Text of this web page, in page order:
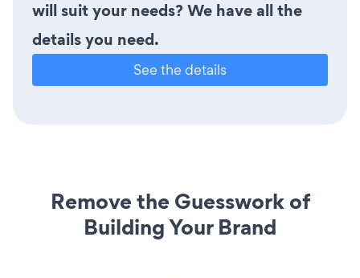
will suit your needs? We have all the
details you need.
See the details
Remove the Guesswork of
Building Your Brand